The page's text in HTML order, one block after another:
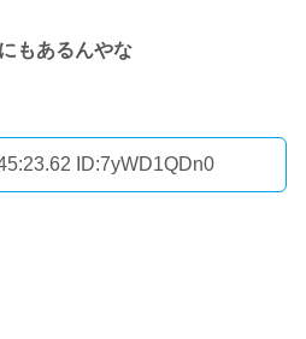
もあるんやな
ID:7yWD1QDn0